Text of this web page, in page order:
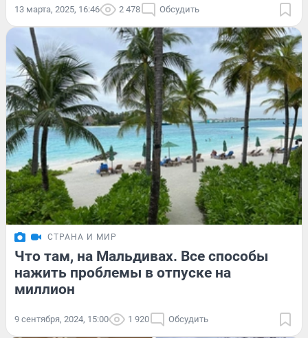
13 марта, 2025, 16:46 2 478 Обсудить
СТРАНА И МИР
Что там, на Мальдивах. Все способы
нажить проблемы в отпуске на
миллион
9 сентября, 2024, 15:00 1 920 Обсудить